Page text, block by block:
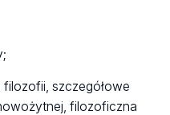
szczegółowe
filozoficzna